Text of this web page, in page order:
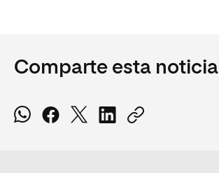
Comparte esta noticia